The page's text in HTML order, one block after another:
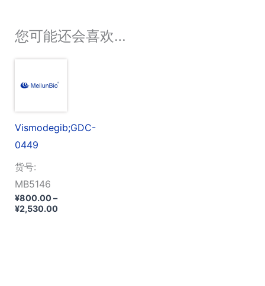
您可能还会喜欢…
Vismodegib;GDC-
0449
货号:
MB5146
¥800.00–
¥2,530.00价